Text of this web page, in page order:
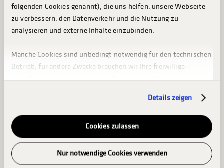
folgenden Cookies genannt), die uns helfen, unsere Webseite
zu verbessern, den Datenverkehr und die Nutzung zu
analysieren und externe Inhalte einzubinden.
Manche Cookies sind unbedingt notwendig für den technischen
Betrieb, für andere Zwecke brauchen wir Ihre freiwillige
die Werbung auf Basis von Pseudonymen und die Bildung und
Anreicherung von pseudonymen Nutzerprofilen, um Werbung
auf unseren und dritten Webseiten anzuzeigen.
Bitte beachten Sie, dass einzelne Empfänger Ihre Daten
möglicherweise in Länder über mitteln, in denen kein der
Details zeigen
Cookies zulassen
Nur notwendige Cookies verwenden
Elektromobilität beim Straßengüterverkehr ist.
Ob batterie-elektrische Antriebe tatsächlich wirtschaftlich
eingesetzt werden können, hänge demnach stark vom
Anwendungsbereich ab. Natürlich werden der Wasserstoff-
und Elektroantrieb mittel- und langfristig die wichtigsten
kohlenstoffarmen Antriebskonzepte sein. Der Weg dorthin
aber werde lang – wegen der technologischen
Fahrzeugverfügbarkeit. Brückentechnologien würden sicher
benötigt.
Eine Grundvoraussetzung für den Ausbau erneuerbarer
Energien sei in jedem Fall Planungssicherheit. Die können